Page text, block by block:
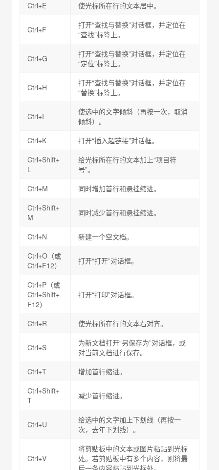
Ctrl+E
使光标所在行的文本居中。
Ctrl+F
打开“查找与替换”对话框，并定位在
“查找”标签上。
Ctrl+G
打开“查找与替换”对话框，并定位在
“定位”标签上。
Ctrl+H
打开“查找与替换”对话框，并定位在
“替换”标签上。
Ctrl+I
使选中的文字倾斜（再按一次，取消
倾斜）。
Ctrl+K
打开“插入超链接”对话框。
Ctrl+Shift+
L
给光标所在行的文本加上“项目符
号”。
Ctrl+M
同时增加首行和悬挂缩进。
Ctrl+Shift+
M
同时减少首行和悬挂缩进。
Ctrl+N
新建一个空文档。
Ctrl+O（或
Ctrl+F12）
打开“打开”对话框。
Ctrl+P（或
Ctrl+Shift+
F12）
打开“打印”对话框。
Ctrl+R 使光标所在行的文本右对齐。
Ctrl+S
为新文档打开“另保存为”对话框，或
对当前文档进行保存。
Ctrl+T
增加首行缩进。
Ctrl+Shift+
T
减少首行缩进。
Ctrl+U
给选中的文字加上下划线（再按一
次，去年下划线）。
Ctrl+V
将剪贴板中的文本或图片粘贴到光标
处。若剪贴板中有多个内容，则将最
后一条内容粘贴到光标处。